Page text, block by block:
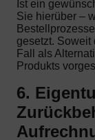
Ist ein
Sie hierüber –
gesetzt. Soweit
Fall als
Produkts
6.